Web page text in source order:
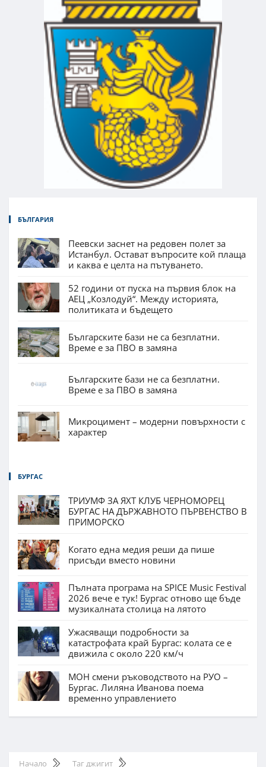
БЪЛГАРИЯ
Пеевски заснет на редовен полет за
Истанбул. Остават въпросите кой плаща
и каква е целта на пътуването.
52 години от пуска на първия блок на
АЕЦ „Козлодуй“. Между историята,
политиката и бъдещето
Българските бази не са безплатни.
Време е за ПВО в замяна
Българските бази не са безплатни.
Време е за ПВО в замяна
Микроцимент – модерни повърхности с
характер
БУРГАС
ТРИУМФ ЗА ЯХТ КЛУБ ЧЕРНОМОРЕЦ
БУРГАС НА ДЪРЖАВНОТО ПЪРВЕНСТВО В
ПРИМОРСКО
Когато една медия реши да пише
присъди вместо новини
Пълната програма на SPICE Music Festival
2026 вече е тук! Бургас отново ще бъде
музикалната столица на лятото
Ужасяващи подробности за
катастрофата край Бургас: колата се е
движила с около 220 км/ч
МОН смени ръководството на РУО –
Бургас. Лиляна Иванова поема
временно управлението
Начало Таг джигит